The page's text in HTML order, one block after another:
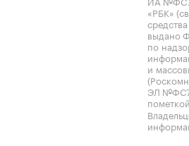
«РБК»
выдано
по
и
ЭЛ